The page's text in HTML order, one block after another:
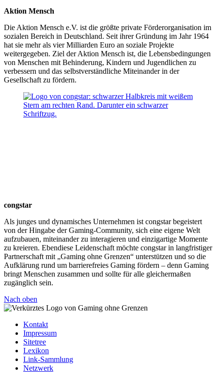
Aktion Mensch
Die Aktion Mensch e.V. ist die größte private Förderorganisation im
sozialen Bereich in Deutschland. Seit ihrer Gründung im Jahr 1964
hat sie mehr als vier Milliarden Euro an soziale Projekte
weitergegeben. Ziel der Aktion Mensch ist, die Lebensbedingungen
von Menschen mit Behinderung, Kindern und Jugendlichen zu
verbessern und das selbstverständliche Miteinander in der
Gesellschaft zu fördern.
congstar
Als junges und dynamisches Unternehmen ist congstar begeistert
von der Hingabe der Gaming-Community, sich eine eigene Welt
aufzubauen, miteinander zu interagieren und einzigartige Momente
zu kreieren. Ebendiese Leidenschaft möchte congstar in langfristiger
Partnerschaft mit „Gaming ohne Grenzen“ unterstützen und so die
Aufklärung rund um barrierefreies Gaming fördern – denn Gaming
bringt Menschen zusammen und sollte für alle gleichermaßen
zugänglich sein.
Nach oben
Kontakt
Impressum
Sitetree
Lexikon
Link-Sammlung
Netzwerk